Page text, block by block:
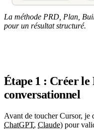
La méthode PRD, Plan,
pour un résultat structuré.
Étape 1 : Créer
conversationnel
Avant de toucher Cursor, je
ChatGPT, Claude) pour